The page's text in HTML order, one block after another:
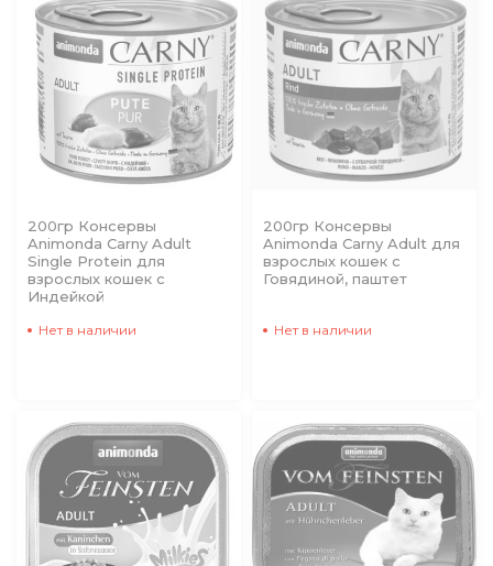
200гр Консервы
Animonda Carny Adult
Single Protein для
взрослых кошек с
Индейкой
Нет в наличии
200гр Консервы
Animonda Carny Adult для
взрослых кошек с
Говядиной, паштет
Нет в наличии